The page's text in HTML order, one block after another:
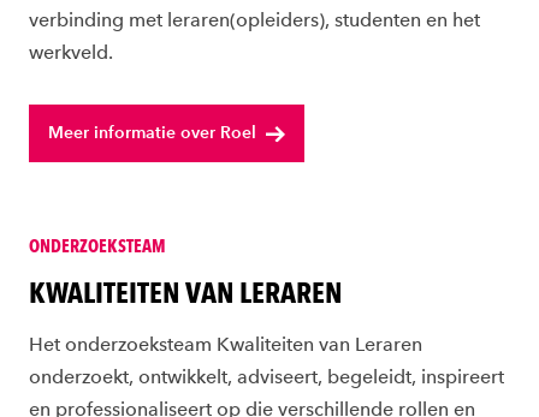
verbinding met leraren(opleiders), studenten en het
werkveld.
Meer informatie over Roel
ONDERZOEKSTEAM
KWALITEITEN VAN LERAREN
Het onderzoeksteam Kwaliteiten van Leraren
onderzoekt, ontwikkelt, adviseert, begeleidt, inspireert
en professionaliseert op die verschillende rollen en